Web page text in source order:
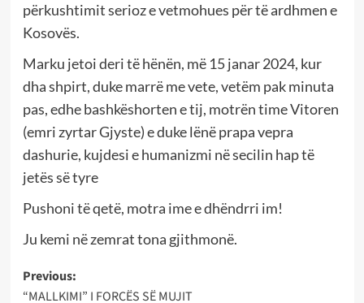
përkushtimit serioz e vetmohues për të ardhmen e
Kosovës.
Marku jetoi deri të hënën, më 15 janar 2024, kur
dha shpirt, duke marrë me vete, vetëm pak minuta
pas, edhe bashkëshorten e tij, motrën time Vitoren
(emri zyrtar Gjyste) e duke lënë prapa vepra
dashurie, kujdesi e humanizmi në secilin hap të
jetës së tyre
Pushoni të qetë, motra ime e dhëndrri im!
Ju kemi në zemrat tona gjithmonë.
Post
Previous:
“MALLKIMI” I FORCËS SË MUJIT